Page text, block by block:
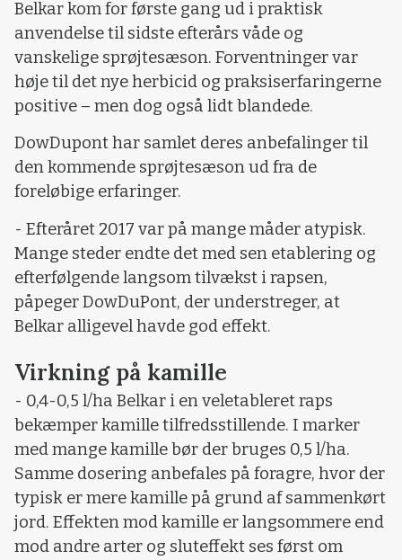
Belkar kom for første gang ud i praktisk
anvendelse til sidste efterårs våde og
vanskelige sprøjtesæson. Forventninger var
høje til det nye herbicid og praksiserfaringerne
positive – men dog også lidt blandede.
DowDupont har samlet deres anbefalinger til
den kommende sprøjtesæson ud fra de
foreløbige erfaringer.
- Efteråret 2017 var på mange måder atypisk.
Mange steder endte det med sen etablering og
efterfølgende langsom tilvækst i rapsen,
påpeger DowDuPont, der understreger, at
Belkar alligevel havde god effekt.
Virkning på kamille
- 0,4-0,5 l/ha Belkar i en veletableret raps
bekæmper kamille tilfredsstillende. I marker
med mange kamille bør der bruges 0,5 l/ha.
Samme dosering anbefales på foragre, hvor der
typisk er mere kamille på grund af sammenkørt
jord. Effekten mod kamille er langsommere end
mod andre arter og sluteffekt ses først om